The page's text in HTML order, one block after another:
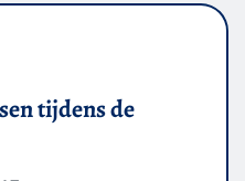
tijdens de